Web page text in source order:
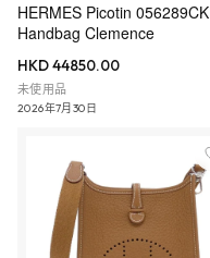
HERMES Picotin 056289CK
Handbag Clemence
HKD 44850.00
未使用品
2026年7月30日